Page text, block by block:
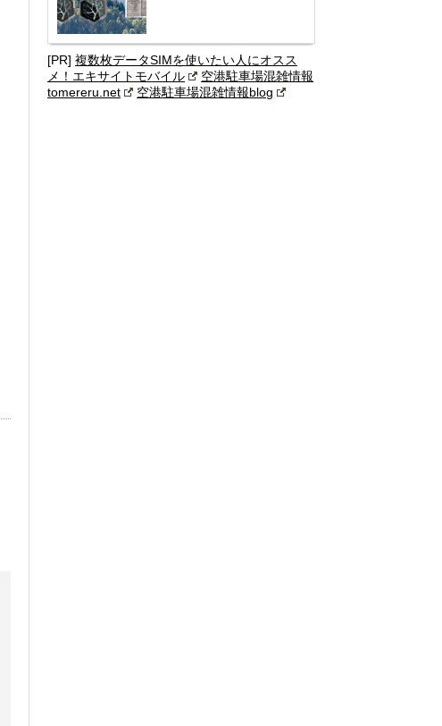
[PR] 複数枚データSIMを使いたい人にオスス
メ！エキサイトモバイル
空港駐車場混雑情報
tomereru.net
空港駐車場混雑情報blog